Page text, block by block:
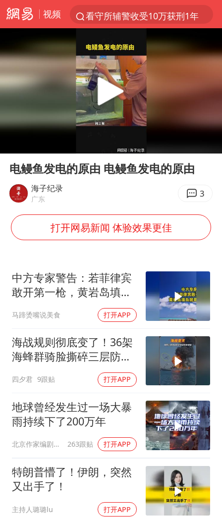
视频
看守所辅警收受10万获刑1年
陈熠被张本美和连扳三局逆转
多地要求领导干部带头休假
感觉全东北都在等7号
中方回应是否在太平洋海底开采稀土
宇树科技 打新
今年已有4位周星驰电影配角去世
把党建设得更加坚强有力
41岁女子为鼓励女儿考上985研究生
奋进开新局 实干挑大梁
Play
电鳗鱼发电的原由 电鳗鱼发电的原由
海子纪录
广东 3
打开网易新闻 体验效果更佳
中方专家警告：若菲律宾
敢开第一枪，黄岩岛填岛
马蹄烫嘴说美食 打开APP
海战规则彻底变了！36架
海蜂群骑脸撕碎三层防空
四夕君 9跟贴 打开APP
地球曾经发生过一场大暴
雨持续下了200万年
北京作家编剧肥猪满圈 263跟贴 打开APP
特朗普懵了！伊朗，突然
又出手了！
主持人璐璐lu 打开APP